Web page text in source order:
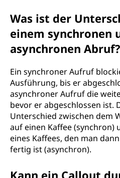
Was ist der
einem synchronen
asynchronen Abruf?
Ein synchroner Aufruf
Ausführung, bis er
asynchroner Aufruf die
bevor er abgeschlossen ist.
Unterschied zwischen dem
auf einen Kaffee (synchron)
eines Kaffees, den man
fertig ist (asynchron).
Kann ein Callout